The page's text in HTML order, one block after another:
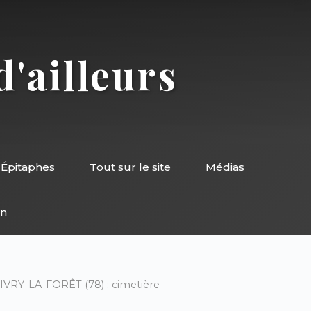
Épitaphes Tout sur le site Médias
LA-FORÊT (78) : cimetière